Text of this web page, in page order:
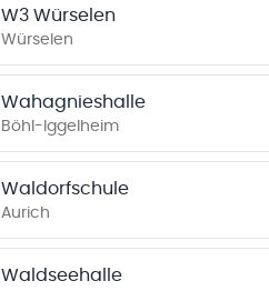
W3 Würselen
Würselen
Wahagnieshalle
Böhl-Iggelheim
Waldorfschule
Aurich
Waldseehalle